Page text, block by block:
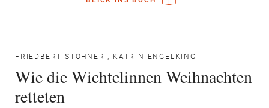
FRIEDBERT STOHNER , KATRIN ENGELKING
Wie die Wichtelinnen Weihnachten
retteten